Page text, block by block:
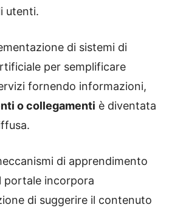
utenti.
di sistemi di
per semplificare
fornendo informazioni,
o collegamenti è diventata
di apprendimento
portale incorpora
di suggerire il contenuto